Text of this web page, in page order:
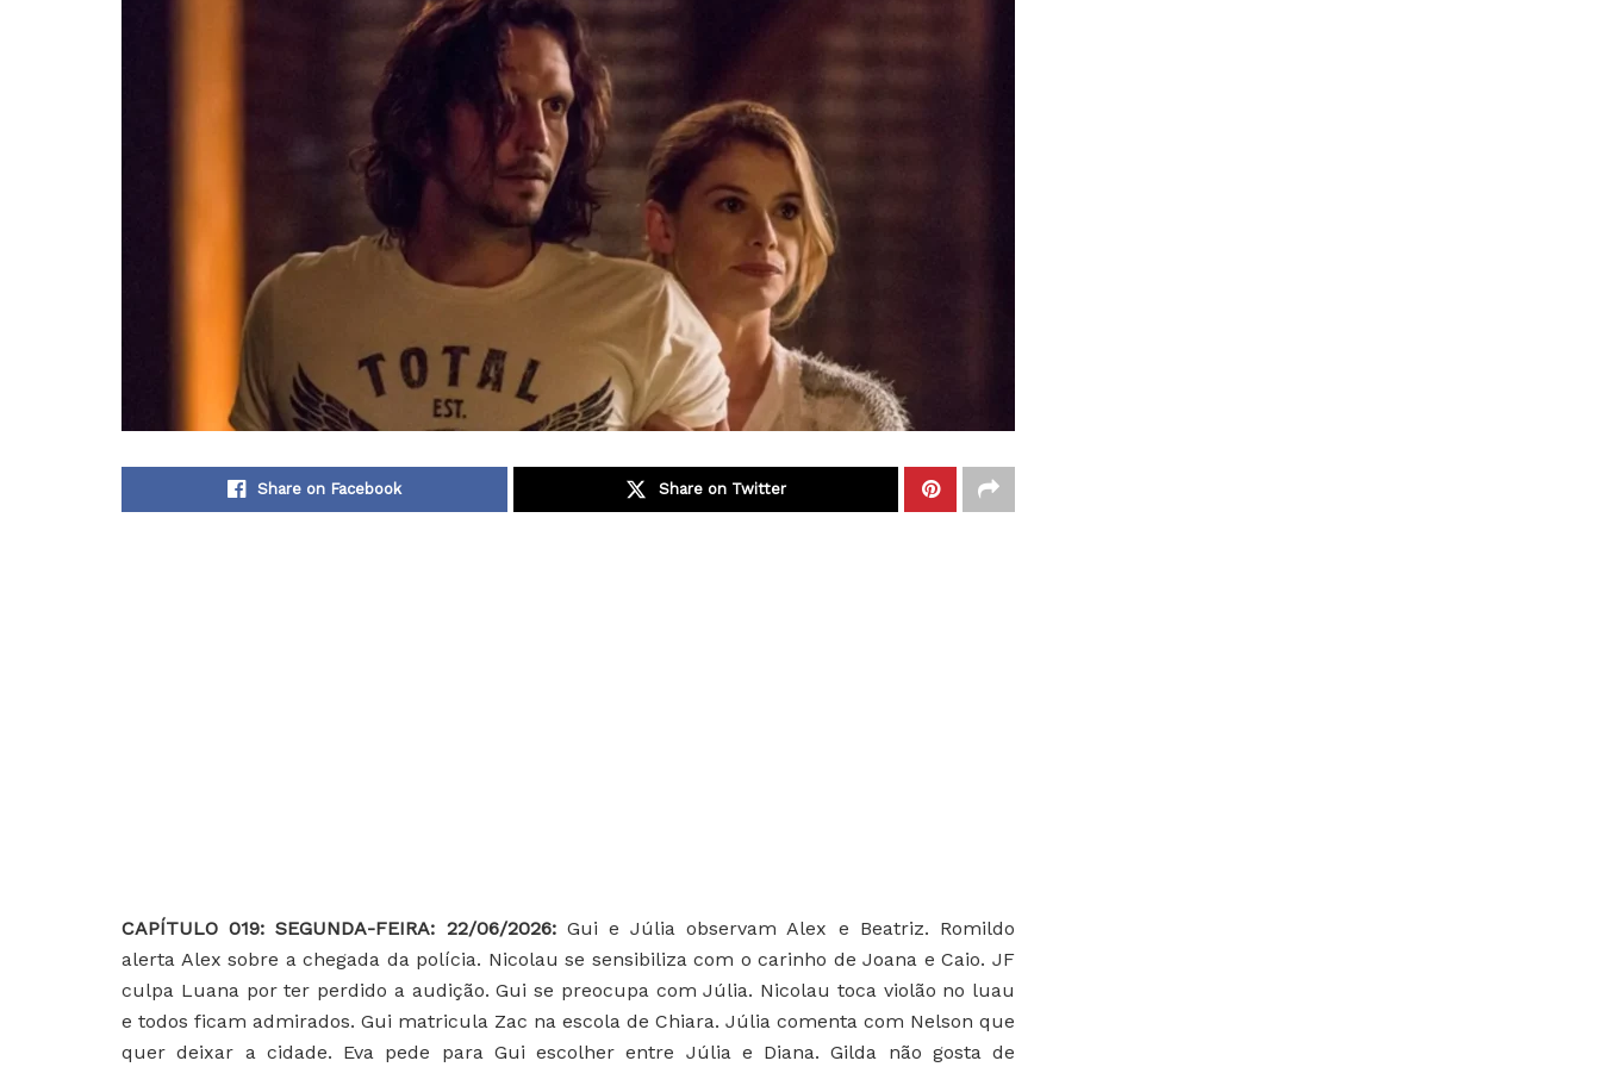
Share on Facebook Share on Twitter
CAPÍTULO 019: SEGUNDA-FEIRA: 22/06/2026: Gui e Júlia observam Alex e Beatriz. Romildo
alerta Alex sobre a chegada da polícia. Nicolau se sensibiliza com o carinho de Joana e Caio. JF
culpa Luana por ter perdido a audição. Gui se preocupa com Júlia. Nicolau toca violão no luau
e todos ficam admirados. Gui matricula Zac na escola de Chiara. Júlia comenta com Nelson que
quer deixar a cidade. Eva pede para Gui escolher entre Júlia e Diana. Gilda não gosta de